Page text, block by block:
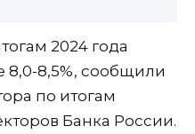
2024 года
8,0-8,5%, сообщили
по итогам
Банка России.